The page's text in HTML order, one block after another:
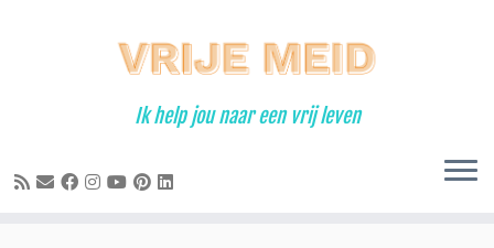
Ik help jou naar een vrij leven